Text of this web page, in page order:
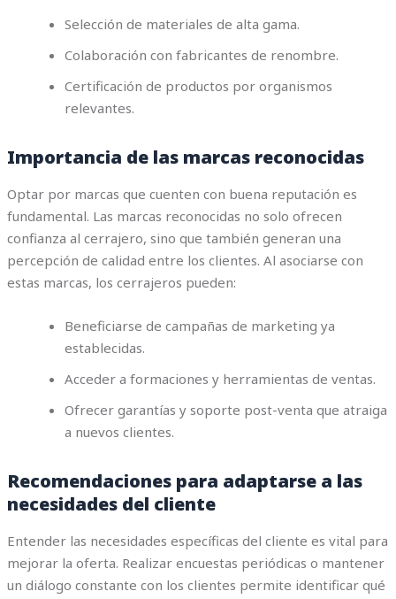
Selección de materiales de alta gama.
Colaboración con fabricantes de renombre.
Certificación de productos por organismos
relevantes.
Importancia de las marcas reconocidas
Optar por marcas que cuenten con buena reputación es
fundamental. Las marcas reconocidas no solo ofrecen
confianza al cerrajero, sino que también generan una
percepción de calidad entre los clientes. Al asociarse con
estas marcas, los cerrajeros pueden:
Beneficiarse de campañas de marketing ya
establecidas.
Acceder a formaciones y herramientas de ventas.
Ofrecer garantías y soporte post-venta que atraiga
a nuevos clientes.
Recomendaciones para adaptarse a las
necesidades del cliente
Entender las necesidades específicas del cliente es vital para
mejorar la oferta. Realizar encuestas periódicas o mantener
un diálogo constante con los clientes permite identificar qué